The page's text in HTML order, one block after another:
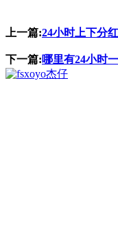
上一篇:24小时上下分
下一篇:哪里有24小时
杰仔